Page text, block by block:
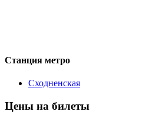
Станция метро
Сходненская
Цены на билеты